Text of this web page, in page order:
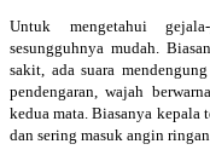
Untuk mengetahui
sesungguhnya mudah.
sakit, ada suara
pendengaran, wajah
kedua mata. Biasanya kepala
dan sering masuk angin ringan.